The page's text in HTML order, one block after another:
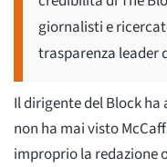
giornalisti e
trasparenza leader
Il dirigente del Block ha
non ha mai visto
improprio la redazione